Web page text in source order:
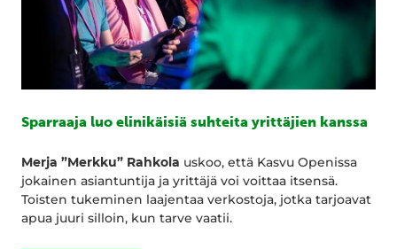
Sparraaja luo elinikäisiä suhteita yrittäjien kanssa
Merja ”Merkku” Rahkola uskoo, että Kasvu Openissa
jokainen asiantuntija ja yrittäjä voi voittaa itsensä.
Toisten tukeminen laajentaa verkostoja, jotka tarjoavat
apua juuri silloin, kun tarve vaatii.